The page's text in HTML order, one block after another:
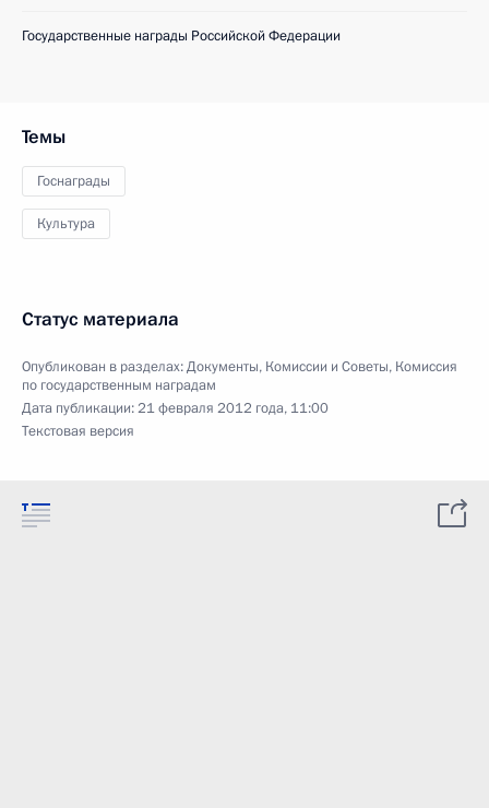
Государственные награды Российской Федерации
Темы
Госнаграды
Культура
Статус материала
Опубликован в разделах:Документы, Комиссии и Советы, Комиссия
по государственным наградам
Дата публикации:21 февраля 2012 года, 11:00
Текстовая версия